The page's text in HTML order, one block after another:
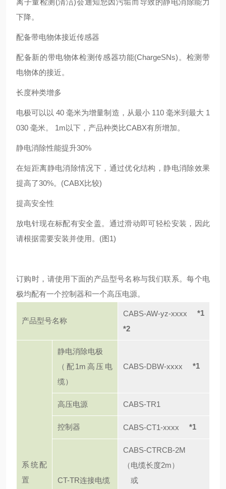
离子量检测(清洁)会通知您因污垢而导致的静电消除能力
下降。
配备带电物体接近传感器
配备新的带电物体检测传感器功能(ChargeSNs)。检测带
电物体的接近。
长度种类增多
电极可以以 40 毫米为增量制造，从最小 110 毫米到最大 1
030 毫米。 1m以下，产品种类比CABX有所增加。
静电消除性能提升30%
在短距离静电消除情况下，通过优化结构，静电消除效果
提高了30%。(CABX比较)
提高安全性
放电针现在标配有安全盖。通过滑动即可轻松安装，因此
请根据需要安装并使用。(图1)
订购时，请使用下面的产品型号名称与我们联系。每个电
极均配有一个控制器和一个高压电源。
产品型号名称
CABS-AW-yz-xxxx
*1
*2
系统配
置
静电消除电极
（配1m高压电
缆）
CABS-DBW-xxxx *1
高压电源 CABS-TR1
控制器 CABS-CT1-xxxx *1
CT-TR连接电缆
CABS-CTRCB-2M
（电缆长度2m）
或